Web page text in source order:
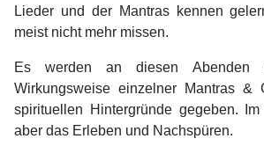
Lieder und der Mantras kennen
meist nicht mehr missen.
Es werden an diesen Abenden
Wirkungsweise einzelner Mantras &
spirituellen Hintergründe gegeben.
aber das Erleben und Nachspüren.